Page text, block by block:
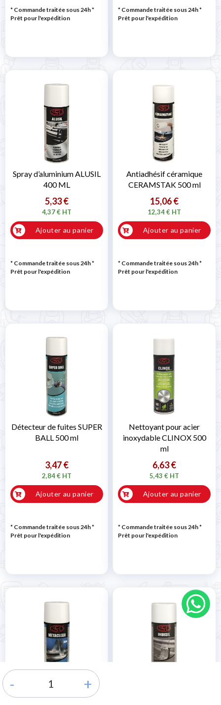
- +
* Commande traitée sous 24h*
Prêt pour l'expédition
* Commande traitée sous 24h*
Prêt pour l'expédition
Spray d’aluminium ALUSIL
400 ML
5,33 €
4,37 € HT
Ajouter au panier
* Commande traitée sous 24h*
Prêt pour l'expédition
Antiadhésif céramique
CERAMSTAK 500 ml
15,06 €
12,34 € HT
Ajouter au panier
* Commande traitée sous 24h*
Prêt pour l'expédition
Détecteur de fuites SUPER
BALL 500 ml
3,47 €
2,84 € HT
Ajouter au panier
* Commande traitée sous 24h*
Prêt pour l'expédition
Nettoyant pour acier
inoxydable CLINOX 500
ml
6,63 €
5,43 € HT
Ajouter au panier
* Commande traitée sous 24h*
Prêt pour l'expédition
Détergent rapide